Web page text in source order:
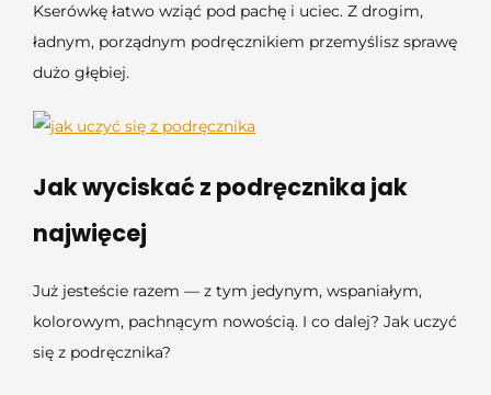
Kserówkę łatwo wziąć pod pachę i uciec. Z drogim,
ładnym, porządnym podręcznikiem przemyślisz sprawę
dużo głębiej.
Jak wyciskać z podręcznika jak
najwięcej
Już jesteście razem — z tym jedynym, wspaniałym,
kolorowym, pachnącym nowością. I co dalej? Jak uczyć
się z podręcznika?